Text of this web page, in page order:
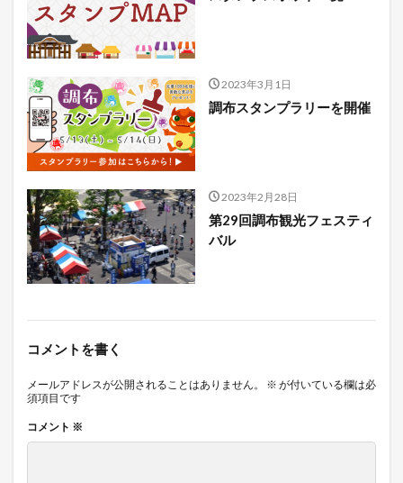
2023年3月1日
調布スタンプラリーを開催
2023年2月28日
第29回調布観光フェスティ
バル
コメントを書く
メールアドレスが公開されることはありません。 ※ が付いている欄は必
須項目です
コメント ※